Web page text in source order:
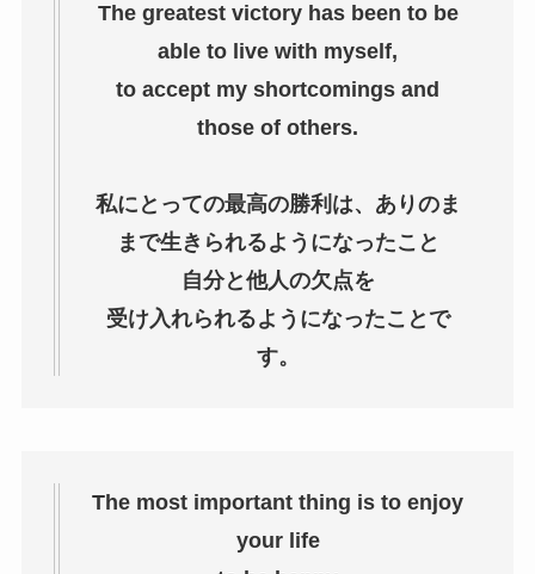
The greatest victory has been to be
able to live with myself,
to accept my shortcomings and
those of others.
私にとっての最高の勝利は、ありのま
まで生きられるようになったこと
自分と他人の欠点を
受け入れられるようになったことで
す。
The most important thing is to enjoy
your life